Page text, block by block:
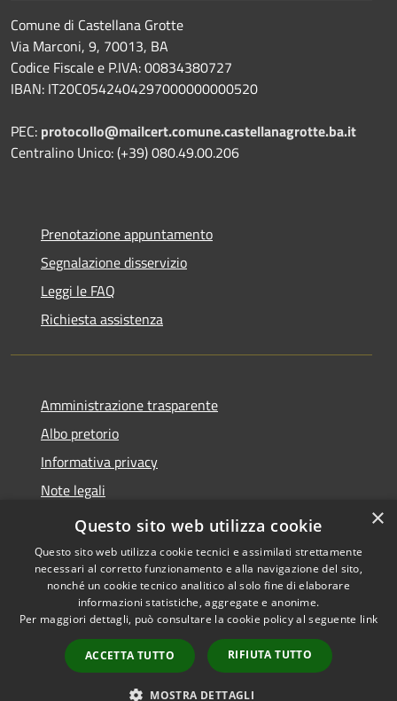
Comune di Castellana Grotte
Via Marconi, 9, 70013, BA
Codice Fiscale e P.IVA: 00834380727
IBAN: IT20C0542404297000000000520
PEC: protocollo@mailcert.comune.castellanagrotte.ba.it
Centralino Unico: (+39) 080.49.00.206
Prenotazione appuntamento
Segnalazione disservizio
Leggi le FAQ
Richiesta assistenza
Amministrazione trasparente
Albo pretorio
Informativa privacy
Note legali
Dichiarazione di accessibilità
Accessibilità
Copyright © 2026 • Comune di
Castellana Grotte • Powered
byMunicipium
Accesso
redazione
×
Questo sito web utilizza cookie
Questo sito web utilizza cookie tecnici e assimilati strettamente
necessari al corretto funzionamento e alla navigazione del sito,
nonché un cookie tecnico analitico al solo fine di elaborare
informazioni statistiche, aggregate e anonime.
Per maggiori dettagli, può consultare la cookie policy al seguente link
ACCETTA TUTTO RIFIUTA TUTTO
MOSTRA DETTAGLI